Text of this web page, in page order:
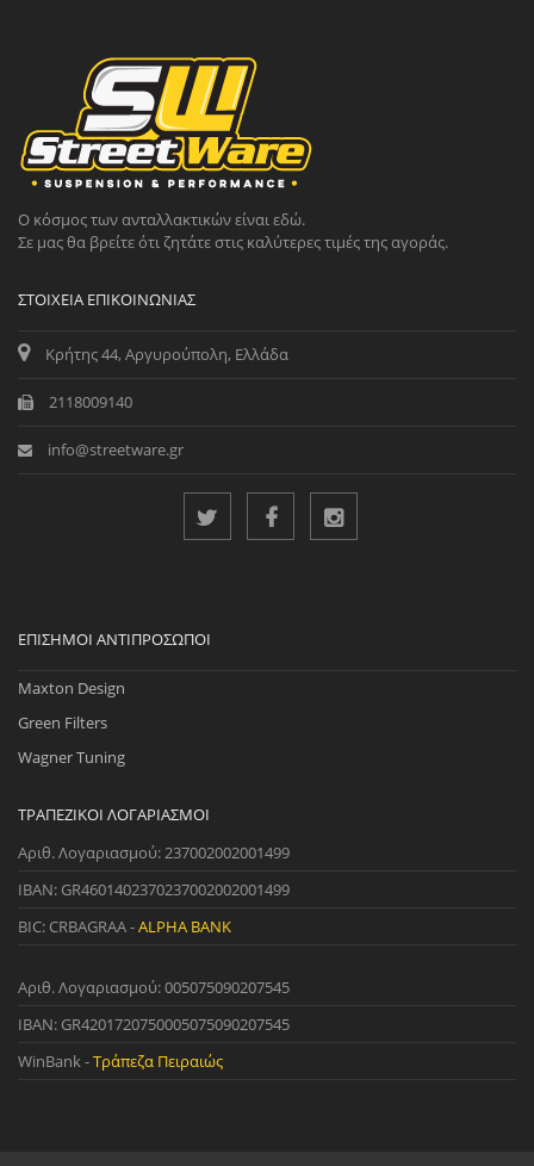
Ο κόσμος των ανταλλακτικών είναι εδώ.
Σε μας θα βρείτε ότι ζητάτε στις καλύτερες τιμές της αγοράς.
ΣΤΟΙΧΕΊΑ ΕΠΙΚΟΙΝΩΝΊΑΣ
Κρήτης 44, Αργυρούπολη, Ελλάδα
2118009140
info@streetware.gr
ΕΠΊΣΗΜΟΙ ΑΝΤΙΠΡΌΣΩΠΟΙ
Maxton Design
Green Filters
Wagner Tuning
ΤΡΑΠΕΖΙΚΟΊ ΛΟΓΑΡΙΑΣΜΟΊ
Αριθ. Λογαριασμού: 237002002001499
IBAN: GR4601402370237002002001499
BIC: CRBAGRAA -ALPHA BANK
Αριθ. Λογαριασμού: 005075090207545
IBAN: GR4201720750005075090207545
WinBank -Τράπεζα Πειραιώς